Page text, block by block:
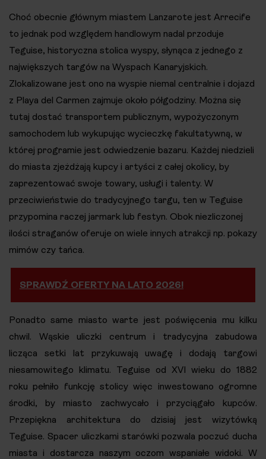
Choć obecnie głównym miastem Lanzarote jest Arrecife
to jednak pod względem handlowym nadal przoduje
Teguise, historyczna stolica wyspy, słynąca z jednego z
największych targów na Wyspach Kanaryjskich.
Zlokalizowane jest ono na wyspie niemal centralnie i dojazd
z Playa del Carmen zajmuje około półgodziny. Można się
tutaj dostać transportem publicznym, wypożyczonym
samochodem lub wykupując wycieczkę fakultatywną, w
której programie jest odwiedzenie bazaru. Każdej niedzieli
do miasta zjeżdżają kupcy i artyści z całej okolicy, by
zaprezentować swoje towary, usługi i talenty. W
przeciwieństwie do tradycyjnego targu, ten w Teguise
przypomina raczej jarmark lub festyn. Obok niezliczonej
ilości straganów oferuje on wiele innych atrakcji np. pokazy
mimów czy tańca.
SPRAWDŹ OFERTY NA LATO 2026!
Ponadto same miasto warte jest poświęcenia mu kilku
chwil. Wąskie uliczki centrum i tradycyjna zabudowa
licząca setki lat przykuwają uwagę i dodają targowi
niesamowitego klimatu. Teguise od XVI wieku do 1882
roku pełniło funkcję stolicy więc inwestowano ogromne
środki, by miasto zachwycało i przyciągało kupców.
Przepiękna architektura do dzisiaj jest wizytówką
Teguise. Spacer uliczkami starówki pozwala poczuć ducha
miasta i dostarcza naszym oczom wspaniałe widoki. W